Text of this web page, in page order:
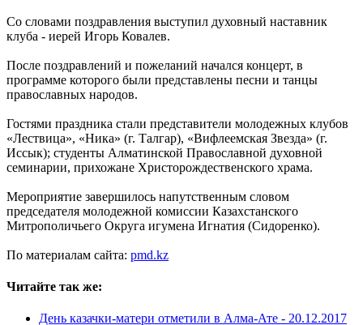
Со словами поздравления выступил духовный наставник
клуба - иерей Игорь Ковалев.
После поздравлений и пожеланий начался концерт, в
программе которого были представлены песни и танцы
православных народов.
Гостями праздника стали представители молодежных клубов
«Лествица», «Ника» (г. Талгар), «Вифлеемская Звезда» (г.
Иссык); студенты Алматинской Православной духовной
семинарии, прихожане Христорождественского храма.
Мероприятие завершилось напутственным словом
председателя молодежной комиссии Казахстанского
Митрополичьего Округа игумена Игнатия (Сидоренко).
По материалам сайта: pmd.kz
Читайте так же:
День казачки-матери отметили в Алма-Ате - 20.12.2017